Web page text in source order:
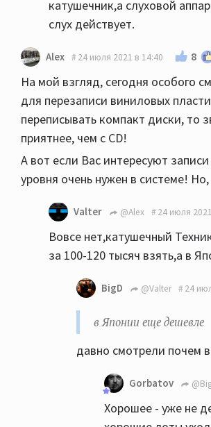
катушечник,а слуховой
слух действует.
Alex 24 июля 2021 в 14:40 8
На мой взгляд, сегодня особого
для перезаписи виниловых
переписывать компакт диски, то
приятнее, чем с CD!
А вот если Вас интересуют
уровня очень нужен в системе!
Valter @Alex 24 июля
Вовсе нет,катушечный
за 100-120 тысяч взять,а в
BigD @Valter 24
в Японии еще дешевле
давно смотрели почем
Gorbatov
Хорошее - уже не